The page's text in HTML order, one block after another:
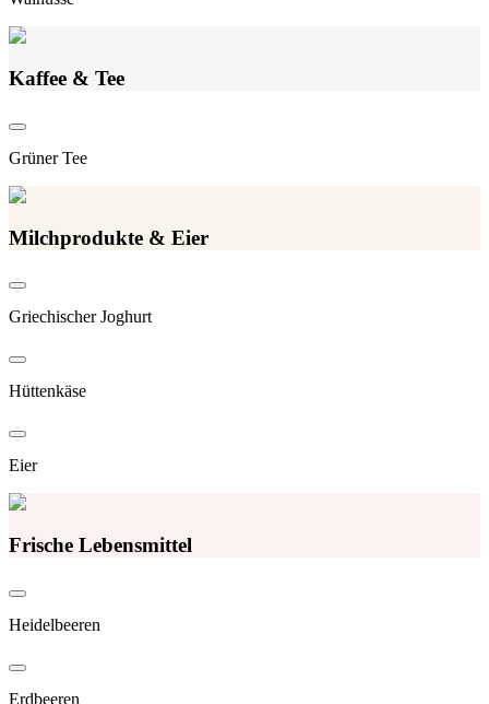
Kaffee & Tee
Grüner Tee
Milchprodukte & Eier
Griechischer Joghurt
Hüttenkäse
Eier
Frische Lebensmittel
Heidelbeeren
Erdbeeren